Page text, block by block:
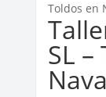
Toldos en
SL –